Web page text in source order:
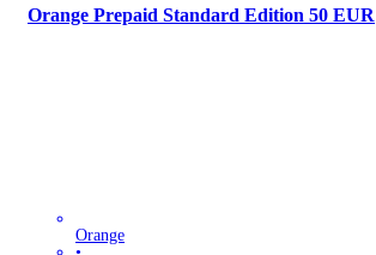
Orange Prepaid Standard Edition 50 EUR
Orange